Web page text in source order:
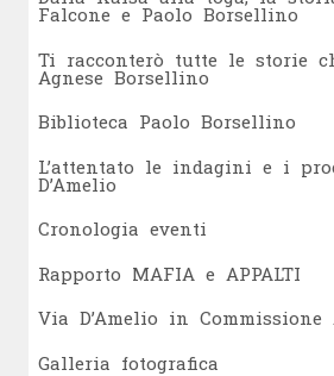
Falcone e Paolo Borsellino
Ti racconterò tutte le storie
Agnese Borsellino
Biblioteca Paolo Borsellino
L’attentato le indagini e i
D’Amelio
Cronologia eventi
Rapporto MAFIA e APPALTI
Via D’Amelio in Commissione
Galleria fotografica